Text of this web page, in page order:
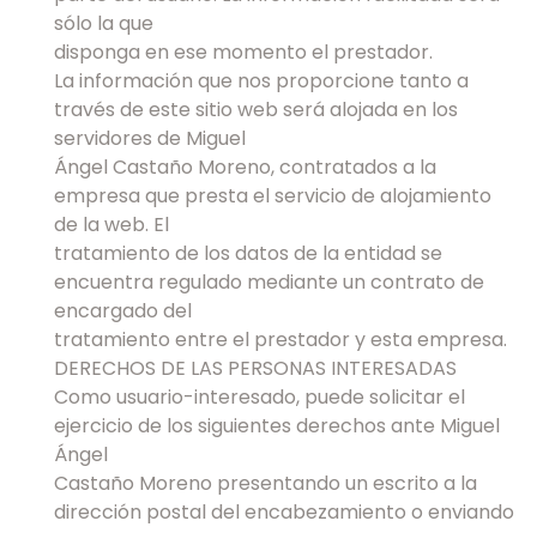
sólo la que
disponga en ese momento el prestador.
La información que nos proporcione tanto a
través de este sitio web será alojada en los
servidores de Miguel
Ángel Castaño Moreno, contratados a la
empresa que presta el servicio de alojamiento
de la web. El
tratamiento de los datos de la entidad se
encuentra regulado mediante un contrato de
encargado del
tratamiento entre el prestador y esta empresa.
DERECHOS DE LAS PERSONAS INTERESADAS
Como usuario-interesado, puede solicitar el
ejercicio de los siguientes derechos ante Miguel
Ángel
Castaño Moreno presentando un escrito a la
dirección postal del encabezamiento o enviando